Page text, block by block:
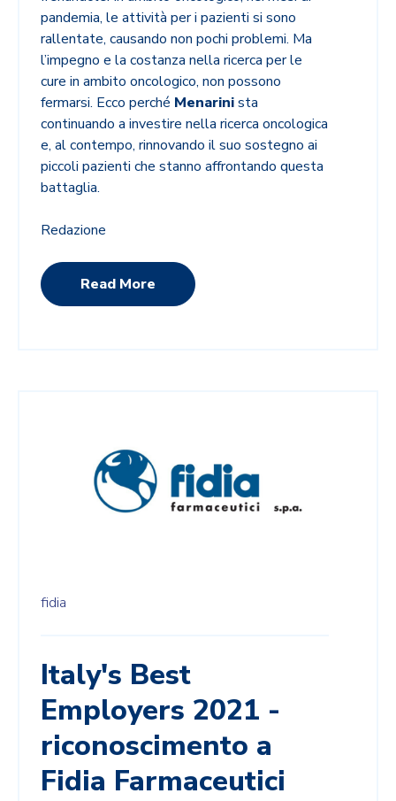
pandemia, le attività per i pazienti si sono
rallentate, causando non pochi problemi. Ma
l’impegno e la costanza nella ricerca per le
cure in ambito oncologico, non possono
fermarsi. Ecco perché Menarinista
continuando a investire nella ricerca oncologica
e, al contempo, rinnovando il suo sostegno ai
piccoli pazienti che stanno affrontando questa
battaglia.
Redazione
Read More
fidia
Italy's Best
Employers 2021 -
riconoscimento a
Fidia Farmaceutici